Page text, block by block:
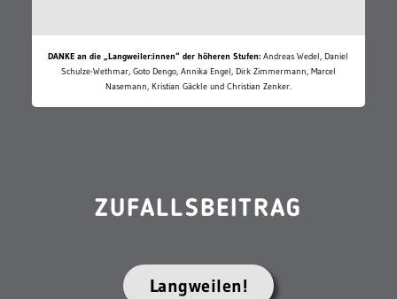
DANKE an die „Langweiler:innen“ der höheren Stufen: Andreas Wedel, Daniel
Schulze-Wethmar, Goto Dengo, Annika Engel, Dirk Zimmermann, Marcel
Nasemann, Kristian Gäckle und Christian Zenker.
ZUFALLSBEITRAG
Langweilen!